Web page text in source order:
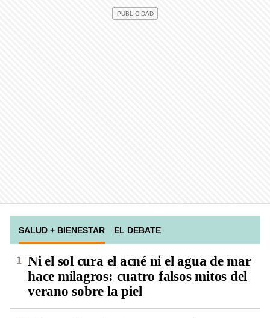
SALUD + BIENESTAR EL DEBATE
Ni el sol cura el acné ni el agua de mar
hace milagros: cuatro falsos mitos del
verano sobre la piel